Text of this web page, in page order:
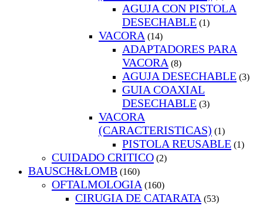
AGUJA CON PISTOLA
DESECHABLE (1)
VACORA (14)
ADAPTADORES PARA
VACORA (8)
AGUJA DESECHABLE (3)
GUIA COAXIAL
DESECHABLE (3)
VACORA
(CARACTERISTICAS) (1)
PISTOLA REUSABLE (1)
CUIDADO CRITICO (2)
BAUSCH&LOMB (160)
OFTALMOLOGIA (160)
CIRUGIA DE CATARATA (53)